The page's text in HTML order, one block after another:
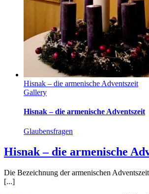
Hisnak – die armenische Adventszeit
Gallery
Hisnak – die armenische Adventszeit
Glaubensfragen
Hisnak – die armenische
Die Bezeichnung der armenischen
[...]